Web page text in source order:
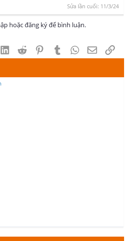
Sửa lần cuối: 11/3/24
hoặc đăng ký để bình luận.
LinkedInReddit PinterestTumblrWhatsApp
Email